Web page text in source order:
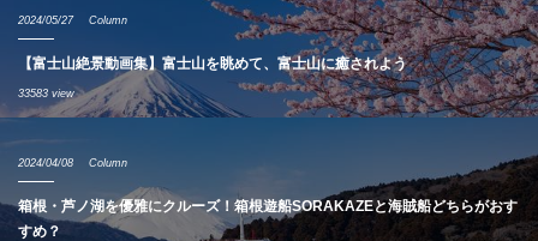
2024/05/27 Column
【富士山絶景動画集】富士山を眺めて、富士山に癒されよう
33583 view
2024/04/08 Column
箱根・芦ノ湖を優雅にクルーズ！箱根遊船SORAKAZEと海賊船どちらがおす
すめ？